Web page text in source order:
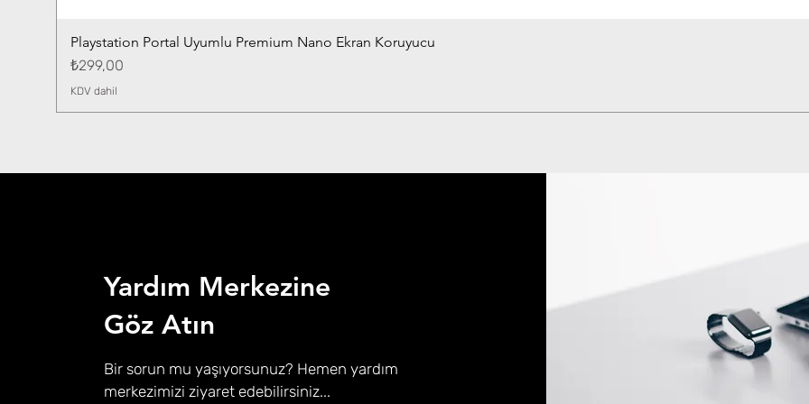
Playstation Portal Uyumlu Premium Nano Ekran Koruyucu
Fiyat
₺299,00
KDV dahil
Yardım Merkezine
Göz Atın
Bir sorun mu yaşıyorsunuz? Hemen yardım
merkezimizi ziyaret edebilirsiniz...